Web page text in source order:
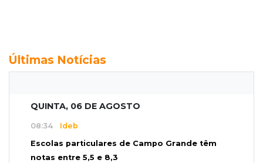
Últimas Notícias
QUINTA, 06 DE AGOSTO
08:34 Ideb
Escolas particulares de Campo Grande têm
notas entre 5,5 e 8,3